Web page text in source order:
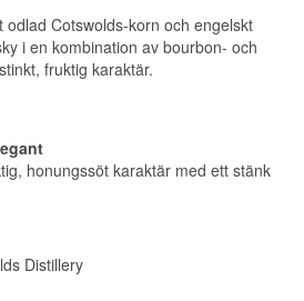
första del i en serie brukar väcka
när senare utgåvor följer.
du att?
Trotter målades specifikt för denna
och föreställer just det Cotswolds-
som kornet till whiskyn skördades i.
flaskor: 1.783
Batch: Batch 1
du att?
här flaskan var That Boutique-Y Whisky
allra första utgåva från Cotswolds
engelska destilleriet.
odlad Cotswolds-korn och engelskt
i en kombination av bourbon- och
fruktig karaktär.
honungssöt karaktär med ett stänk
Distillery